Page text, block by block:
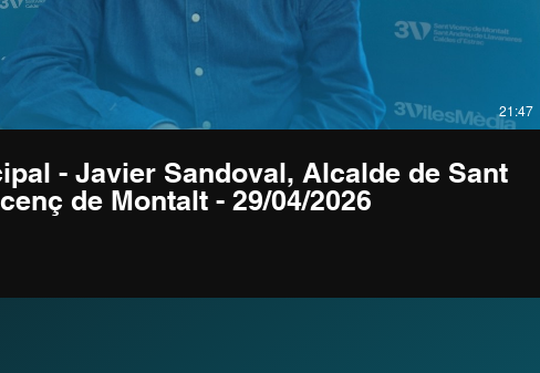
21:47
- Javier Sandoval, Alcalde de Sant
de Montalt - 29/04/2026